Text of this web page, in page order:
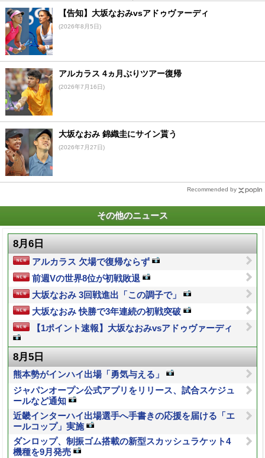
【告知】大坂なおみvsアドゥヴァーディ
(2026年8月5日)
アルカラス 4ヵ月ぶりツアー復帰
(2026年7月16日)
大坂なおみ 錦織圭にサイン貰う
(2026年7月27日)
Recommended by
その他のニュース
8月6日
アルカラス 欠場で復帰ならず
前週Vの世界8位が初戦敗退
大坂なおみ 3回戦進出「この調子で」
大坂なおみ 快勝で3年連続の初戦突破
【1ポイント速報】大坂なおみvsアドゥヴァーディ
8月5日
熊本勢がインハイ出場「勇気与える」
ジャパンオープン公式アプリをリリース、試合スケジュ
ールなど通知
近畿インターハイ出場選手へ手書きの応援を届ける「エ
ールコップ」実施
ダンロップ、制振ゴム搭載の新型スカッシュラケット4
機種を9月発売